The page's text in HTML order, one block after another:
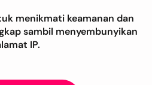
menikmati keamanan dan
sambil menyembunyikan
IP.